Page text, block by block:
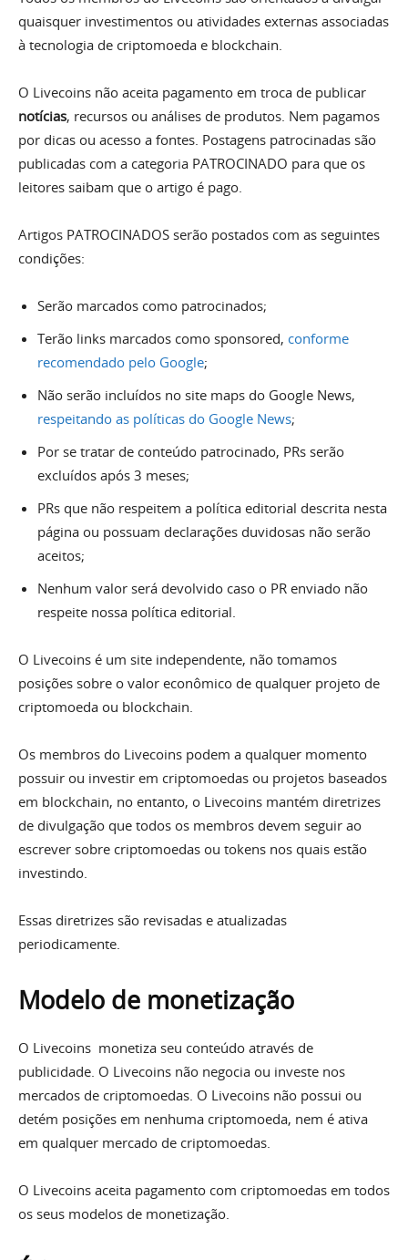
quaisquer investimentos ou atividades externas associadas
à tecnologia de criptomoeda e blockchain.
O Livecoins não aceita pagamento em troca de publicar
notícias, recursos ou análises de produtos. Nem pagamos
por dicas ou acesso a fontes. Postagens patrocinadas são
publicadas com a categoria PATROCINADO para que os
leitores saibam que o artigo é pago.
Artigos PATROCINADOS serão postados com as seguintes
condições:
Serão marcados como patrocinados;
Terão links marcados como sponsored, conforme
recomendado pelo Google;
Não serão incluídos no site maps do Google News,
respeitando as políticas do Google News;
Por se tratar de conteúdo patrocinado, PRs serão
excluídos após 3 meses;
PRs que não respeitem a política editorial descrita nesta
página ou possuam declarações duvidosas não serão
aceitos;
Nenhum valor será devolvido caso o PR enviado não
respeite nossa política editorial.
O Livecoins é um site independente, não tomamos
posições sobre o valor econômico de qualquer projeto de
criptomoeda ou blockchain.
Os membros do Livecoins podem a qualquer momento
possuir ou investir em criptomoedas ou projetos baseados
em blockchain, no entanto, o Livecoins mantém diretrizes
de divulgação que todos os membros devem seguir ao
escrever sobre criptomoedas ou tokens nos quais estão
investindo.
Essas diretrizes são revisadas e atualizadas
periodicamente.
Modelo de monetização
O Livecoins monetiza seu conteúdo através de
publicidade. O Livecoins não negocia ou investe nos
mercados de criptomoedas. O Livecoins não possui ou
detém posições em nenhuma criptomoeda, nem é ativa
em qualquer mercado de criptomoedas.
O Livecoins aceita pagamento com criptomoedas em todos
os seus modelos de monetização.